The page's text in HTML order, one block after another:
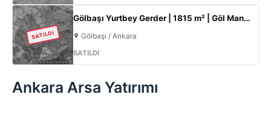
SATILDI
Gölbaşı Yurtbey Gerder | 1815 m² | Göl Manzaralı | TOKİ Yakını Yatırımlık Arazi
Gölbaşı / Ankara
SATILDI
Ankara Arsa Yatırımı